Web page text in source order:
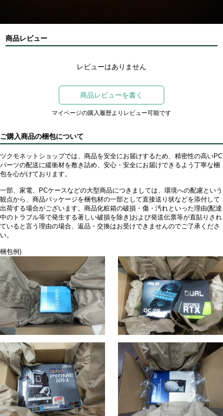
商品レビュー
レビューはありません
商品レビューを書く
マイページの購入履歴よりレビュー可能です
ご購入商品の梱包について
ツクモネットショップでは、商品を安全にお届けするため、精密性の高いPC
パーツの配送に緩衝材を敷き詰め、安心・安全にお届けできるよう丁寧な梱
包を心がけております。
一部、家電、PCケースなどの大型商品につきましては、環境への配慮という
観点から、商品パッケージを梱包材の一部として直接送り状などを添付して
出荷する場合がございます。商品化粧箱の破損・傷・汚れといった理由(配達
中のトラブル等で発生する著しい破損を除き)および発送伝票等が直貼りされ
ていると言う理由の場合、返品・交換はお受けできませんのでご了承くださ
い。
梱包例)